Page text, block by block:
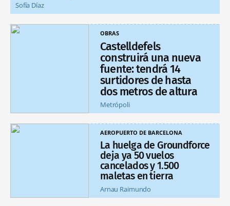
Sofía Díaz
OBRAS
Castelldefels
construirá una nueva
fuente: tendrá 14
surtidores de hasta
dos metros de altura
Metrópoli
AEROPUERTO DE BARCELONA
La huelga de Groundforce
deja ya 50 vuelos
cancelados y 1.500
maletas en tierra
Arnau Raimundo